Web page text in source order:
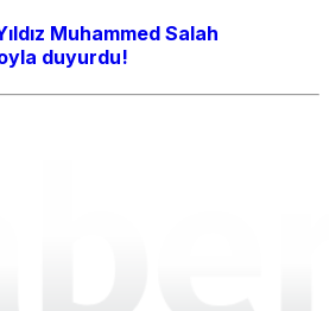
Muhammed Salah
duyurdu!